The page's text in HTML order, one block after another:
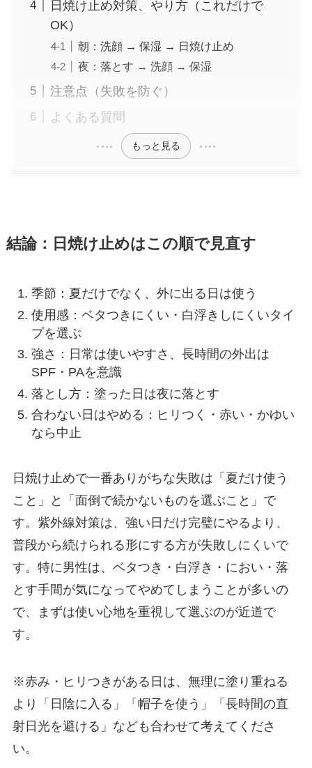
日焼け止め対策、やり方（これだけで
OK）
朝：洗顔 → 保湿 → 日焼け止め
夜：落とす → 洗顔 → 保湿
注意点（失敗を防ぐ）
よくある質問
もっと見る
結論：日焼け止めはこの順で見直す
季節：夏だけでなく、外に出る日は使う
使用感：ベタつきにくい・白浮きしにくいタイ
プを選ぶ
強さ：日常は使いやすさ、長時間の外出は
SPF・PAを意識
落とし方：塗った日は夜に落とす
合わない日はやめる：ヒリつく・赤い・かゆい
なら中止
日焼け止めで一番ありがちな失敗は「夏だけ使う
こと」と「面倒で続かないものを選ぶこと」で
す。紫外線対策は、強い日だけ完璧にやるより、
普段から続けられる形にする方が失敗しにくいで
す。特に男性は、ベタつき・白浮き・におい・落
とす手間が気になってやめてしまうことが多いの
で、まずは使い心地を重視して選ぶのが近道で
す。
※赤み・ヒリつきがある日は、無理に塗り重ねる
より「日陰に入る」「帽子を使う」「長時間の直
射日光を避ける」なども合わせて考えてくださ
い。